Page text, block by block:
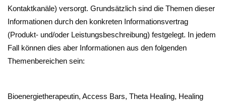
Kontaktkanäle) versorgt. Grundsätzlich sind die Themen dieser
Informationen durch den konkreten Informationsvertrag
(Produkt- und/oder Leistungsbeschreibung) festgelegt. In jedem
Fall können dies aber Informationen aus den folgenden
Themenbereichen sein:
Bioenergietherapeutin, Access Bars, Theta Healing, Healing